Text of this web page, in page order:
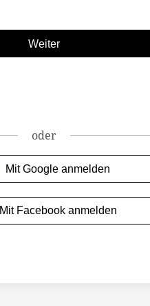
oder
Mit Google anmelden
Mit Facebook anmelden